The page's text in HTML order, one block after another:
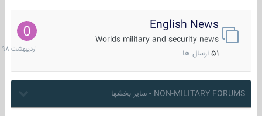
English News
Worlds military and security news
51 ارسال ها
10
1398
NON-MILITARY FORUMS - سایر بخشها